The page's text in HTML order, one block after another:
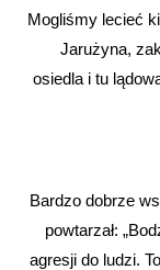
Mogliśmy lecieć
Jarużyna,
osiedla i tu
Bardzo dobrze
powtarzał:
agresji do ludzi.